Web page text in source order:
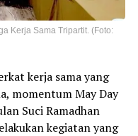
Kerja Sama Tripartit. (Foto:
kerja sama yang
momentum May Day
Suci Ramadhan
kegiatan yang